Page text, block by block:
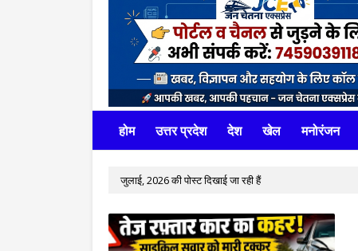
होम उत्तर प्रदेश देश खेल मनोरंजन
जुलाई, 2026 की पोस्ट दिखाई जा रही हैं